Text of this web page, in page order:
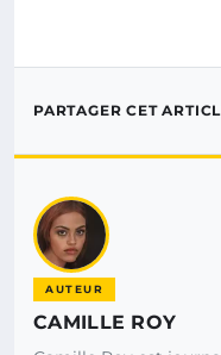
PARTAGER CET
AUTEUR
CAMILLE ROY